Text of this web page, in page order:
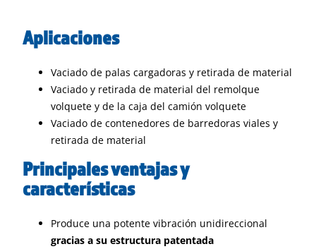
Aplicaciones
Vaciado de palas cargadoras y retirada de material
Vaciado y retirada de material del remolque
volquete y de la caja del camión volquete
Vaciado de contenedores de barredoras viales y
retirada de material
Principales ventajas y
características
Produce una potente vibración unidireccional
gracias a su estructura patentada